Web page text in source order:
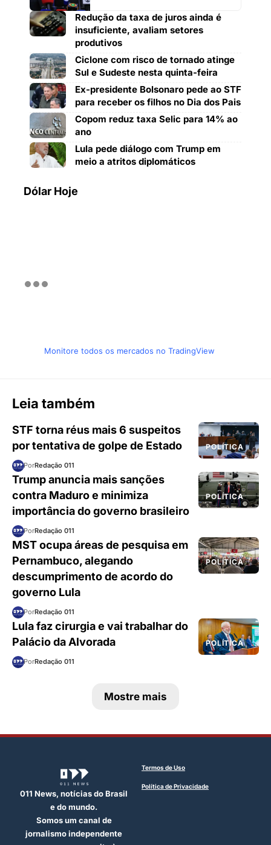
Redução da taxa de juros ainda é
insuficiente, avaliam setores
produtivos
Ciclone com risco de tornado atinge
Sul e Sudeste nesta quinta-feira
Ex-presidente Bolsonaro pede ao STF
para receber os filhos no Dia dos Pais
Copom reduz taxa Selic para 14% ao
ano
Lula pede diálogo com Trump em
meio a atritos diplomáticos
Dólar Hoje
Monitore todos os mercados no TradingView
Leia também
POLÍTICA
STF torna réus mais 6 suspeitos
por tentativa de golpe de Estado
PorRedação 011
POLÍTICA
Trump anuncia mais sanções
contra Maduro e minimiza
importância do governo brasileiro
PorRedação 011
POLÍTICA
MST ocupa áreas de pesquisa em
Pernambuco, alegando
descumprimento de acordo do
governo Lula
PorRedação 011
POLÍTICA
Lula faz cirurgia e vai trabalhar do
Palácio da Alvorada
PorRedação 011
Mostre mais
011 News, notícias do Brasil
e do mundo.
Somos um canal de
jornalismo independente
Termos de Uso
Política de Privacidade